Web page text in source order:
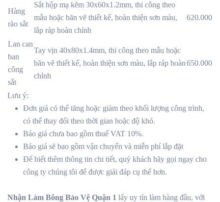
Hàng
rào sắt
Sắt hộp mạ kẽm 30x60x1.2mm, thi công theo
mẫu hoặc bãn vẽ thiết kế, hoàn thiện sơn màu,
lắp ráp hoàn chỉnh
620.000
Lan can
ban
công
sắt
Tay vịn 40x80x1.4mm, thi công theo mẫu hoặc
bãn vẽ thiết kế, hoàn thiện sơn màu, lắp ráp hoàn
chỉnh
650.000
Lưu ý:
Đơn giá có thể tăng hoặc giảm theo khối lượng công trình,
có thể thay đổi theo thời gian hoặc độ khó.
Báo giá chưa bao gồm thuế VAT 10%.
Báo giá sẽ bao gồm vận chuyển và miễn phí lắp đặt
Để biết thêm thông tin chi tiết, quý khách hãy gọi ngay cho
công ty chúng tôi để được giải đáp cụ thể hơn.
Nhận Làm Bông Bảo Vệ Quận 1 lấy uy tín làm hàng đầu, với